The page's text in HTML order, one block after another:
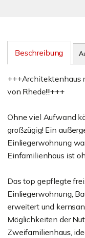
Beschreibung
+++Architektenhaus
von Rhede!!!+++
Ohne viel Aufwand
großzügig! Ein
Einliegerwohnung
Einfamilienhaus ist
Das top gepflegte
Einliegerwohnung,
erweitert und
Möglichkeiten der
Zweifamilienhaus,